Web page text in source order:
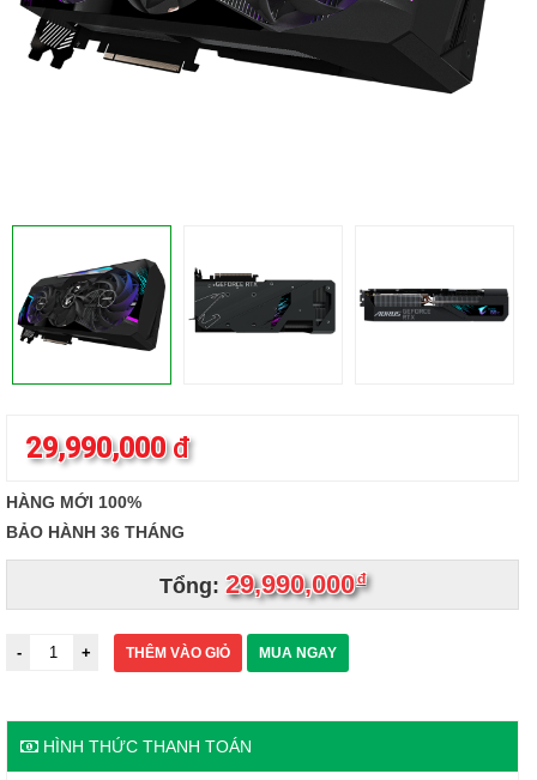
29,990,000đ
HÀNG MỚI 100%
BẢO HÀNH 36 THÁNG
Tổng: 29,990,000đ
THÊM VÀO GIỎ MUA NGAY
HÌNH THỨC THANH TOÁN